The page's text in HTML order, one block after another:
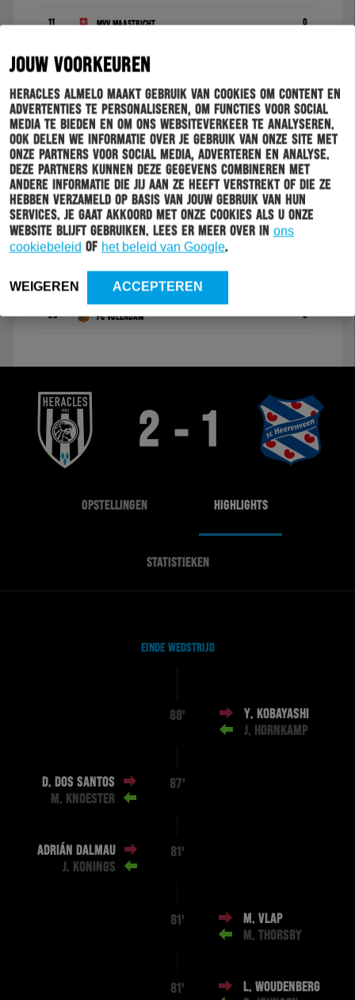
JOUW VOORKEUREN
Heracles Almelo maakt gebruik van cookies om content en
advertenties te personaliseren, om functies voor social
media te bieden en om ons websiteverkeer te analyseren.
Ook delen we informatie over je gebruik van onze site met
onze partners voor social media, adverteren en analyse.
Deze partners kunnen deze gegevens combineren met
andere informatie die jij aan ze heeft verstrekt of die ze
hebben verzameld op basis van jouw gebruik van hun
services. Je gaat akkoord met onze cookies als u onze
website blijft gebruiken. Lees er meer over in ons
cookiebeleid of het beleid van Google.
WEIGEREN ACCEPTEREN
11 MVV Maastricht 0
12 NAC Breda
13 PSV 0
14 RKC Waalwijk 0
15 Roda JC
TOP Oss 0
17 Jong FC Utrecht 0
18 VVV-Venlo
19 Vitesse
20 FC Volendam 0
2 - 1
OPSTELLINGEN HIGHLIGHTS
STATISTIEKEN
EINDE WEDSTRIJD
88'
Y. KOBAYASHI
J. HORNKAMP
D. DOS SANTOS
M. KNOESTER
87'
ADRIÁN DALMAU
J. KONINGS
81'
81'
M. VLAP
M. THORSBY
81'
L. WOUDENBERG